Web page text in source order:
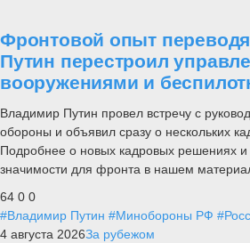
Фронтовой опыт
Путин перестроил
вооружениями и
Владимир Путин провел встречу с
обороны и объявил сразу о нескольких
Подробнее о новых кадровых решениях и
значимости для фронта в нашем
64 0 0
#Владимир Путин #Минобороны РФ
4 августа 2026За рубежом